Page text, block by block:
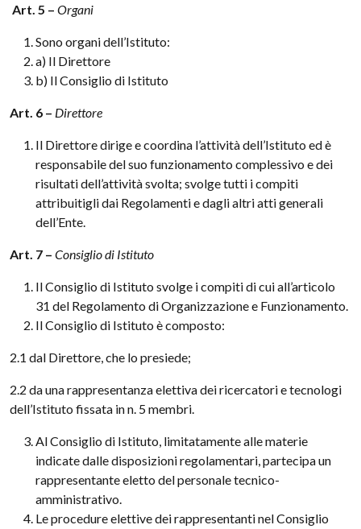
Art. 5 – Organi
Sono organi dell’Istituto:
a) Il Direttore
b) Il Consiglio di Istituto
Art. 6 – Direttore
Il Direttore dirige e coordina l’attività dell’Istituto ed è
responsabile del suo funzionamento complessivo e dei
risultati dell’attività svolta; svolge tutti i compiti
attribuitigli dai Regolamenti e dagli altri atti generali
dell’Ente.
Art. 7 – Consiglio di Istituto
Il Consiglio di Istituto svolge i compiti di cui all’articolo
31 del Regolamento di Organizzazione e Funzionamento.
Il Consiglio di Istituto è composto:
2.1 dal Direttore, che lo presiede;
2.2 da una rappresentanza elettiva dei ricercatori e tecnologi
dell’Istituto fissata in n. 5 membri.
Al Consiglio di Istituto, limitatamente alle materie
indicate dalle disposizioni regolamentari, partecipa un
rappresentante eletto del personale tecnico-
amministrativo.
Le procedure elettive dei rappresentanti nel Consiglio